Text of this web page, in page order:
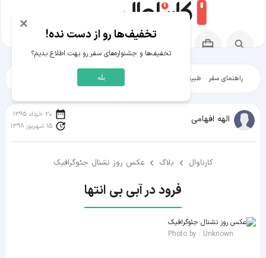
راهنمای سفر طبیعت‌گردی شهرگردی
الهه افهامی
20 خرداد 1395
15 شهریور 1398
کارناوال بلاگ عکس روز نشنال جئوگرافیک
فرود در آبی بی انتها
Photo by : Unknown
×
تخفیف‌ها رو از دست نده!
تخفیف‌ها و جشنواره‌های سفر رو بهت اطلاع بدیم؟
بله